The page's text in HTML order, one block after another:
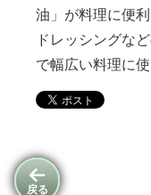
戻る
油」が料理に便
ドレッシングな
で幅広い料理に使